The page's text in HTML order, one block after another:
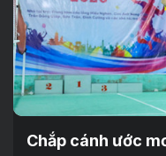
Chắp cánh ước